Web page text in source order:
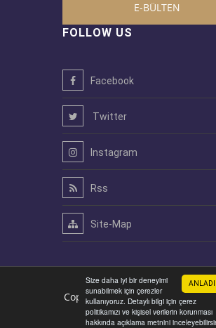
Size daha iyi bir deneyimi
sunabilmek için çerezler
kullanıyoruz. Detaylı bilgi için çerez
politikamızı ve kişisel verilerin korunması
hakkında açıklama metnini
E-BÜLTEN
FOLLOW US
Facebook
Twitter
Instagram
Rss
Site-Map
Copyright © 2026alyagroup.tc
Reserved